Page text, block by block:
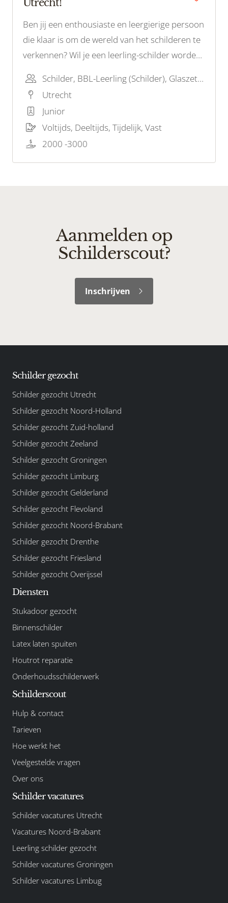
Ben jij een enthousiaste en leergierige persoon
die klaar is om de wereld van het schilderen te
verkennen? Wil je een leerling-schilder worden
wij op zoek naar jou!
Schilder, BBL-Leerling (Schilder), Glaszetter
Utrecht
Junior
Voltijds, Deeltijds, Tijdelijk, Vast
2000 -3000
Aanmelden op
Schilderscout?
Inschrijven
Schilder gezocht
Schilder gezocht Utrecht
Schilder gezocht Noord-Holland
Schilder gezocht Zuid-holland
Schilder gezocht Zeeland
Schilder gezocht Groningen
Schilder gezocht Limburg
Schilder gezocht Gelderland
Schilder gezocht Flevoland
Schilder gezocht Noord-Brabant
Schilder gezocht Drenthe
Schilder gezocht Friesland
Schilder gezocht Overijssel
Diensten
Stukadoor gezocht
Binnenschilder
Latex laten spuiten
Houtrot reparatie
Onderhoudsschilderwerk
Schilderscout
Hulp & contact
Tarieven
Hoe werkt het
Veelgestelde vragen
Over ons
Schilder vacatures
Schilder vacatures Utrecht
Vacatures Noord-Brabant
Leerling schilder gezocht
Schilder vacatures Groningen
Schilder vacatures Limbug